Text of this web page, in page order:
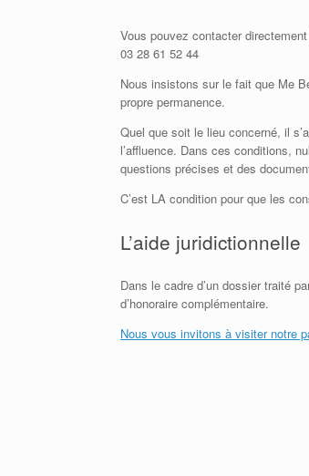
Vous pouvez contacter
03 28 61 52 44
Nous insistons sur le fait que Me
propre permanence.
Quel que soit le lieu concerné, il
l’affluence. Dans ces conditions,
questions précises et des
C’est LA condition pour que les
L’aide juridictionnelle
Dans le cadre d’un dossier traité
d’honoraire complémentaire.
Nous vous invitons à visiter notre